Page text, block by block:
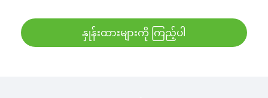
နှုန်းထားများကို ကြည့်ပါ